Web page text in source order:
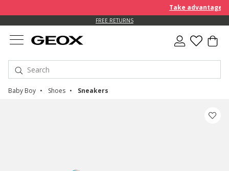
Take advantage of
FREE RETURNS
Baby Boy Shoes Sneakers